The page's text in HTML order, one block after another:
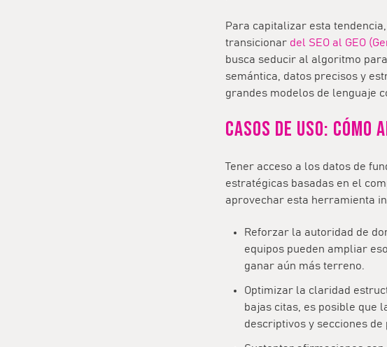
Para capitalizar esta
transicionar del SEO al GEO
busca seducir al algoritmo
semántica, datos precisos y
grandes modelos de lenguaje
Casos de uso: cómo
Tener acceso a los datos de
estratégicas basadas en el
aprovechar esta herramienta
Reforzar la autoridad de
equipos pueden ampliar
ganar aún más terreno.
Optimizar la claridad
bajas citas, es posible que
descriptivos y secciones